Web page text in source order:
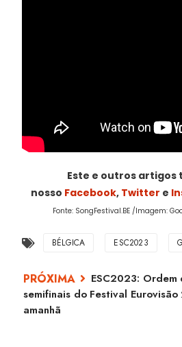
Este e outros artigos
nosso Facebook, Twitter e
Fonte: SongFestival.BE /Imagem:
BÉLGICA ESC2023
ESC2023:
semifinais do Festival
amanhã